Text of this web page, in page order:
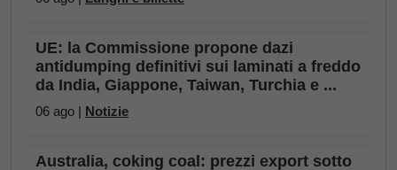
UE: la Commissione propone dazi
antidumping definitivi sui laminati a freddo
da India, Giappone, Taiwan, Turchia e ...
06 ago | Notizie
Australia, coking coal: prezzi export sotto